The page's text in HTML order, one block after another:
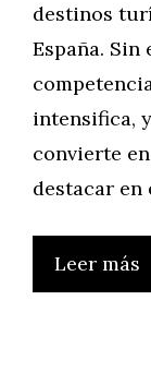
destinos
España.
intensifica,
convierte
destacar en
Leer más